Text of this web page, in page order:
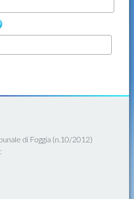
di Foggia (n.10/2012)